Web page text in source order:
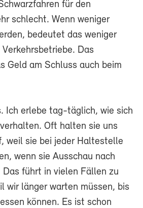
für den
schlecht. Wenn weniger
bedeutet das weniger
Verkehrsbetriebe. Das
Geld am Schluss auch beim
Ich erlebe tag-täglich, wie sich
Oft halten sie uns
weil sie bei jeder Haltestelle
wenn sie Ausschau nach
führt in vielen Fällen zu
wir länger warten müssen, bis
können. Es ist schon